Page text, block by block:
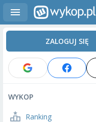
ZALOGUJ SIĘ
WYKOP
Ranking